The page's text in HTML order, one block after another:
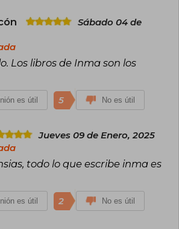
Sábado 04 de
Los libros de Inma son los
es útil 5 No es útil
Jueves 09 de Enero, 2025
todo lo que escribe inma es
es útil 2 No es útil